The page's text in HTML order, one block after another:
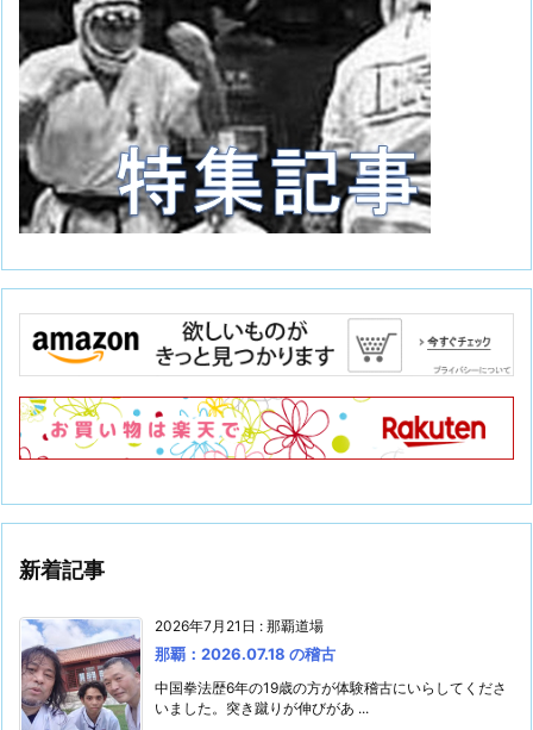
新着記事
2026年7月21日 : 那覇道場
那覇：2026.07.18 の稽古
中国拳法歴6年の19歳の方が体験稽古にいらしてくださ
いました。突き蹴りが伸びがあ ...